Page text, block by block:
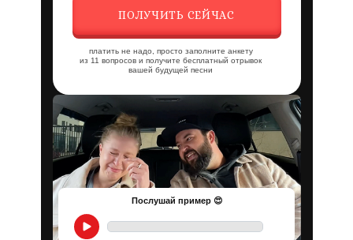
Послушай пример 😍
ПОЛУЧИТЬ СЕЙЧАС
платить не надо, просто заполните анкету
из 11 вопросов и получите бесплатный отрывок
вашей будущей песни